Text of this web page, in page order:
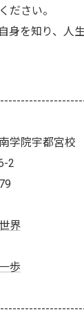
ださい。
身を知り、人
学院宇都宮校
2
界
歩